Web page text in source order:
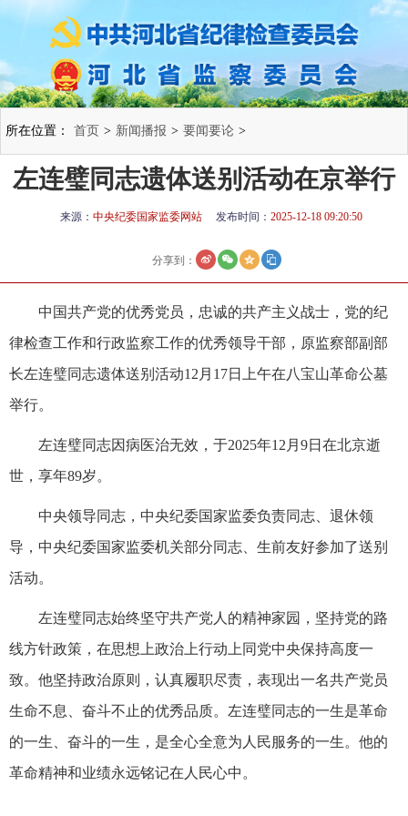
所在位置： 首页 > 新闻播报 > 要闻要论 >
左连璧同志遗体送别活动在京举行
来源： 中央纪委国家监委网站 发布时间： 2025-12-18 09:20:50
分享到：
中国共产党的优秀党员，忠诚的共产主义战士，党的纪
律检查工作和行政监察工作的优秀领导干部，原监察部副部
长左连璧同志遗体送别活动12月17日上午在八宝山革命公墓
举行。
左连璧同志因病医治无效，于2025年12月9日在北京逝
世，享年89岁。
中央领导同志，中央纪委国家监委负责同志、退休领
导，中央纪委国家监委机关部分同志、生前友好参加了送别
活动。
左连璧同志始终坚守共产党人的精神家园，坚持党的路
线方针政策，在思想上政治上行动上同党中央保持高度一
致。他坚持政治原则，认真履职尽责，表现出一名共产党员
生命不息、奋斗不止的优秀品质。左连璧同志的一生是革命
的一生、奋斗的一生，是全心全意为人民服务的一生。他的
革命精神和业绩永远铭记在人民心中。